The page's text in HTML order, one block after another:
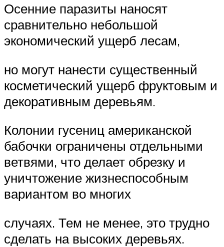
Осенние паразиты наносят
сравнительно небольшой
экономический ущерб лесам,
но могут нанести существенный
косметический ущерб фруктовым и
декоративным деревьям.
Колонии гусениц американской
бабочки ограничены отдельными
ветвями, что делает обрезку и
уничтожение жизнеспособным
вариантом во многих
случаях. Тем не менее, это трудно
сделать на высоких деревьях.